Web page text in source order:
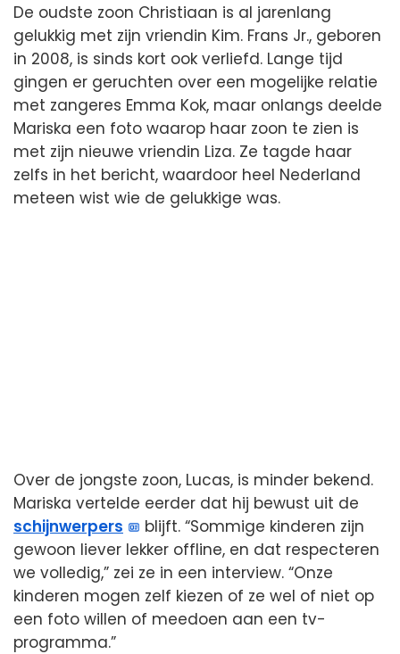
De oudste zoon Christiaan is al jarenlang
gelukkig met zijn vriendin Kim. Frans Jr., geboren
in 2008, is sinds kort ook verliefd. Lange tijd
gingen er geruchten over een mogelijke relatie
met zangeres Emma Kok, maar onlangs deelde
Mariska een foto waarop haar zoon te zien is
met zijn nieuwe vriendin Liza. Ze tagde haar
zelfs in het bericht, waardoor heel Nederland
meteen wist wie de gelukkige was.
Over de jongste zoon, Lucas, is minder bekend.
Mariska vertelde eerder dat hij bewust uit de
schijnwerpers
blijft. “Sommige kinderen zijn
gewoon liever lekker offline, en dat respecteren
we volledig,” zei ze in een interview. “Onze
kinderen mogen zelf kiezen of ze wel of niet op
een foto willen of meedoen aan een tv-
programma.”